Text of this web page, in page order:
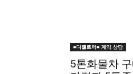
■디젤트럭■ 계약.상담
5톤화물차